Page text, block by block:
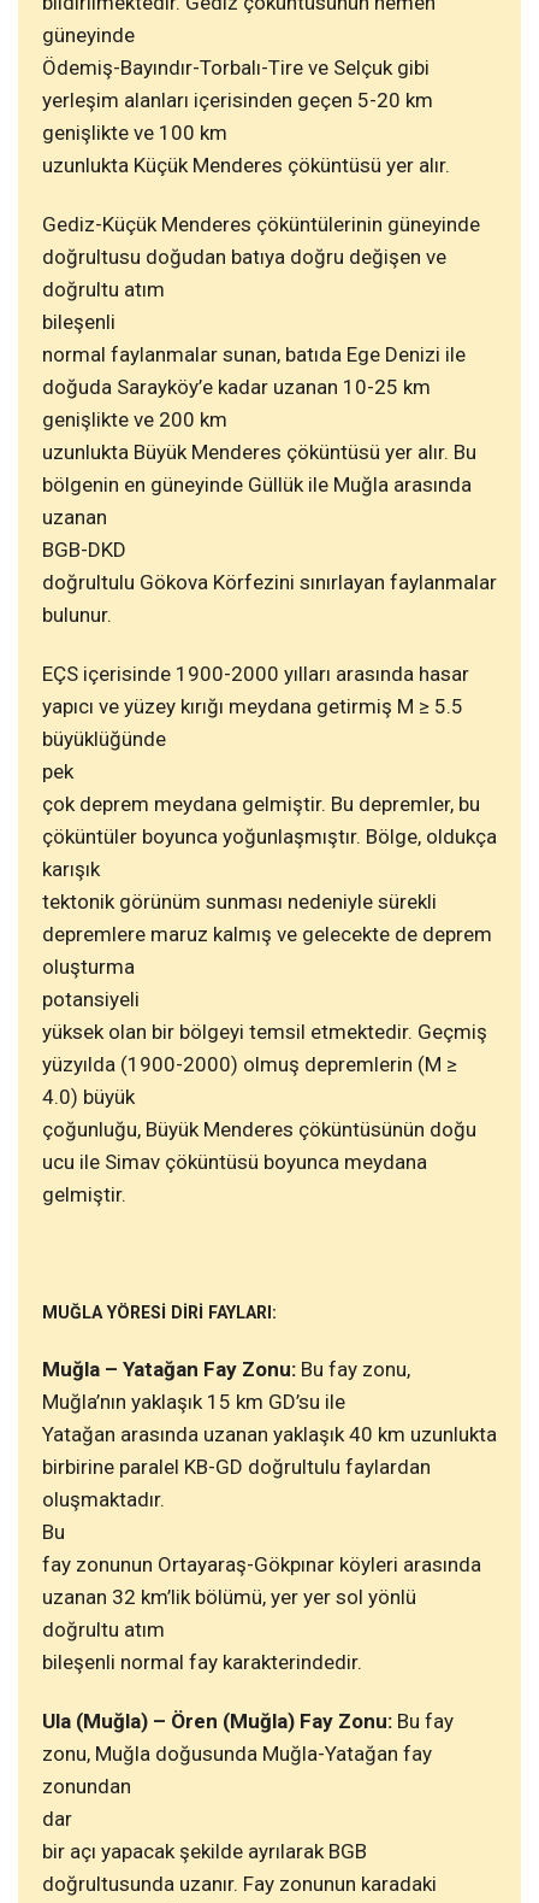
güneyinde
Ödemiş-Bayındır-Torbalı-Tire ve Selçuk gibi
yerleşim alanları içerisinden geçen 5-20 km
genişlikte ve 100 km
uzunlukta Küçük Menderes çöküntüsü yer alır.
Gediz-Küçük Menderes çöküntülerinin güneyinde
doğrultusu doğudan batıya doğru değişen ve
doğrultu atım
bileşenli
normal faylanmalar sunan, batıda Ege Denizi ile
doğuda Sarayköy’e kadar uzanan 10-25 km
genişlikte ve 200 km
uzunlukta Büyük Menderes çöküntüsü yer alır. Bu
bölgenin en güneyinde Güllük ile Muğla arasında
uzanan
BGB-DKD
doğrultulu Gökova Körfezini sınırlayan faylanmalar
bulunur.
EÇS içerisinde 1900-2000 yılları arasında hasar
yapıcı ve yüzey kırığı meydana getirmiş M ≥ 5.5
büyüklüğünde
pek
çok deprem meydana gelmiştir. Bu depremler, bu
çöküntüler boyunca yoğunlaşmıştır. Bölge, oldukça
karışık
tektonik görünüm sunması nedeniyle sürekli
depremlere maruz kalmış ve gelecekte de deprem
oluşturma
potansiyeli
yüksek olan bir bölgeyi temsil etmektedir. Geçmiş
yüzyılda (1900-2000) olmuş depremlerin (M ≥
4.0) büyük
çoğunluğu, Büyük Menderes çöküntüsünün doğu
ucu ile Simav çöküntüsü boyunca meydana
gelmiştir.
MUĞLA YÖRESİ DİRİ FAYLARI:
Muğla – Yatağan Fay Zonu: Bu fay zonu,
Muğla’nın yaklaşık 15 km GD’su ile
Yatağan arasında uzanan yaklaşık 40 km uzunlukta
birbirine paralel KB-GD doğrultulu faylardan
oluşmaktadır.
Bu
fay zonunun Ortayaraş-Gökpınar köyleri arasında
uzanan 32 km’lik bölümü, yer yer sol yönlü
doğrultu atım
bileşenli normal fay karakterindedir.
Ula (Muğla) – Ören (Muğla) Fay Zonu: Bu fay
zonu, Muğla doğusunda Muğla-Yatağan fay
zonundan
dar
bir açı yapacak şekilde ayrılarak BGB
doğrultusunda uzanır. Fay zonunun karadaki